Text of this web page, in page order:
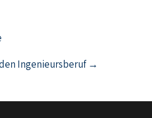
Ingenieursberuf →